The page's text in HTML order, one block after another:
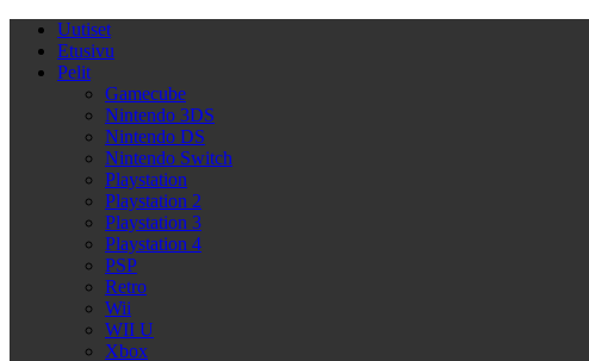
Uutiset
Etusivu
Pelit
Gamecube
Nintendo 3DS
Nintendo DS
Nintendo Switch
Playstation
Playstation 2
Playstation 3
Playstation 4
PSP
Retro
Wii
WII U
Xbox